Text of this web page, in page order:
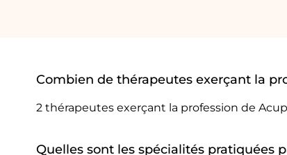
Combien de thérapeutes exerçant la
2 thérapeutes exerçant la profession de
Quelles sont les spécialités pratiquées